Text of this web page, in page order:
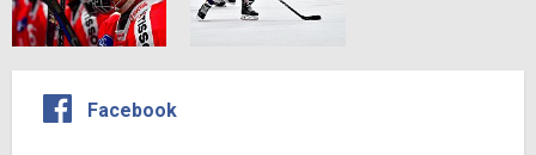
Facebook